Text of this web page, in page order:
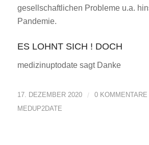
gesellschaftlichen Probleme u.a.
Pandemie.
ES LOHNT SICH ! DOCH
medizinuptodate sagt Danke
17. DEZEMBER 2020 / 0 KOMMENTARE
MEDUP2DATE